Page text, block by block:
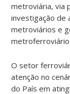
metroviária, via
investigação de
metroviários e
O setor
atenção no
do País em